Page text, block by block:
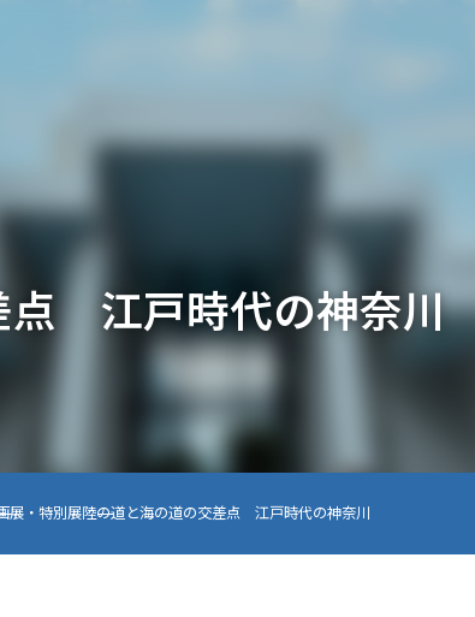
点 江戸時代の神奈川
展・特別展陸の道と海の道の交差点 江戸時代の神奈川